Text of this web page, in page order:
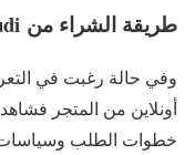
طريقة الشراء من Cmxa saudi
وفي حالة رغبت في
أونلاين من المتجر
خطوات الطلب وسياسات